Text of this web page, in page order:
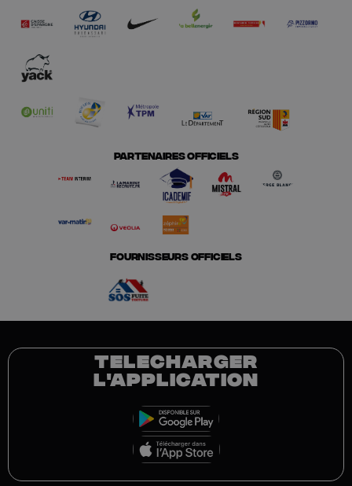
PARTENAIRES OFFICIELS
FOURNISSEURS OFFICIELS
TELECHARGER
L'APPLICATION